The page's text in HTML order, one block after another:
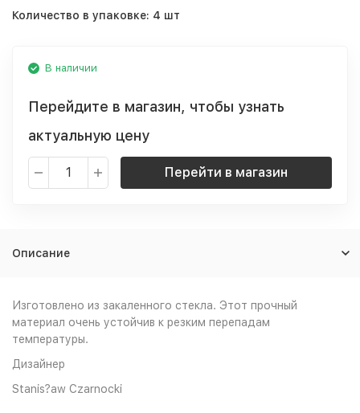
Количество в упаковке: 4 шт
В наличии
Перейдите в магазин, чтобы узнать
актуальную цену
Перейти в магазин
Описание
Изготовлено из закаленного стекла. Этот прочный
материал очень устойчив к резким перепадам
температуры.
Дизайнер
Stanis?aw Czarnocki